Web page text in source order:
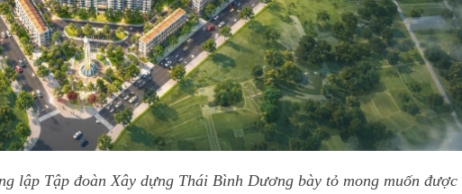
lập Tập đoàn Xây dựng Thái Bình Dương bày tỏ mong muốn được